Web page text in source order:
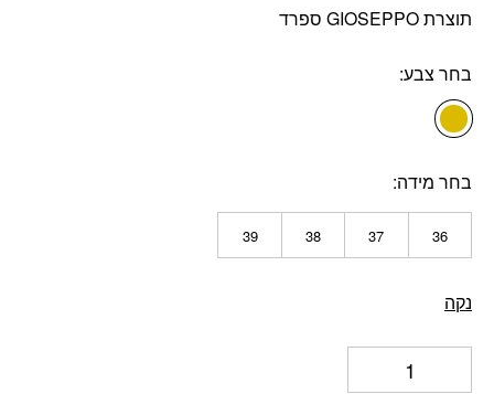
תוצרת GIOSEPPO ספרד
בחר צבע
בחר מידה
36
37
38
39
נקה